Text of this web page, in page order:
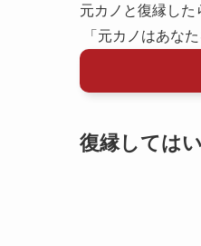
元カノと復縁した
「元カノはあな
復縁しては